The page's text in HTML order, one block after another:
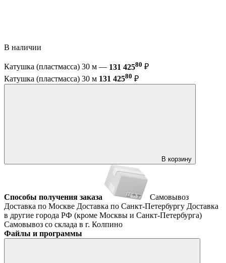
В наличии
Катушка (пластмасса) 30 м — 131 42580 ₽
Катушка (пластмасса) 30 м 131 42580 ₽
В корзину
Способы получения заказа
Самовывоз
Доставка по Москве Доставка по Санкт-Петербургу Доставка
в другие города РФ (кроме Москвы и Санкт-Петербурга)
Самовывоз со склада в г. Колпино
Файлы и программы